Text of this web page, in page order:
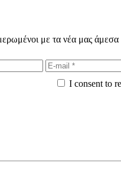
με τα νέα μας άμεσα
I consent to